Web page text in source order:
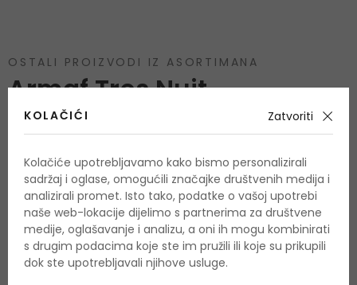
OSTALI PROIZVODI IZ ASORTIMANA
Armaf Tres Nuit
KOLAČIĆI Zatvoriti
Kolačiće upotrebljavamo kako bismo personalizirali
sadržaj i oglase, omogućili značajke društvenih medija i
analizirali promet. Isto tako, podatke o vašoj upotrebi
naše web-lokacije dijelimo s partnerima za društvene
medije, oglašavanje i analizu, a oni ih mogu kombinirati
s drugim podacima koje ste im pružili ili koje su prikupili
dok ste upotrebljavali njihove usluge.